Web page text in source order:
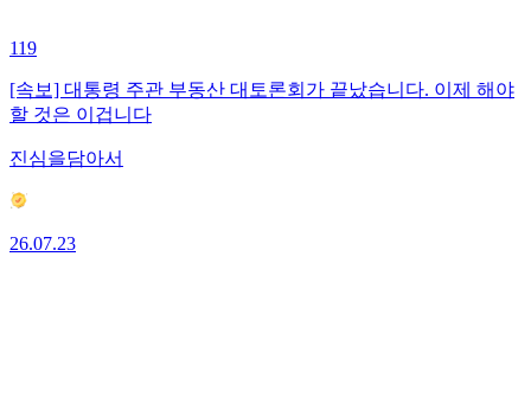
119
[속보] 대통령 주관 부동산 대토론회가 끝났습니다. 이제 해야
할 것은 이겁니다
진심을담아서
26.07.23